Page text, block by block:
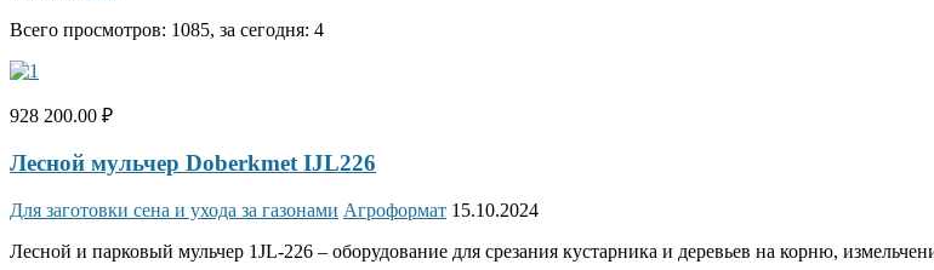
Всего просмотров: 1085, за сегодня: 4
928 200.00 ₽
Лесной мульчер Doberkmet IJL226
Для заготовки сена и ухода за газонами Агроформат 15.10.2024
Лесной и парковый мульчер 1JL-226 – оборудование для срезания кустарника и деревьев на корню,